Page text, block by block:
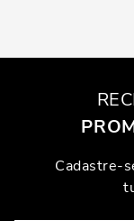
Cadastre-